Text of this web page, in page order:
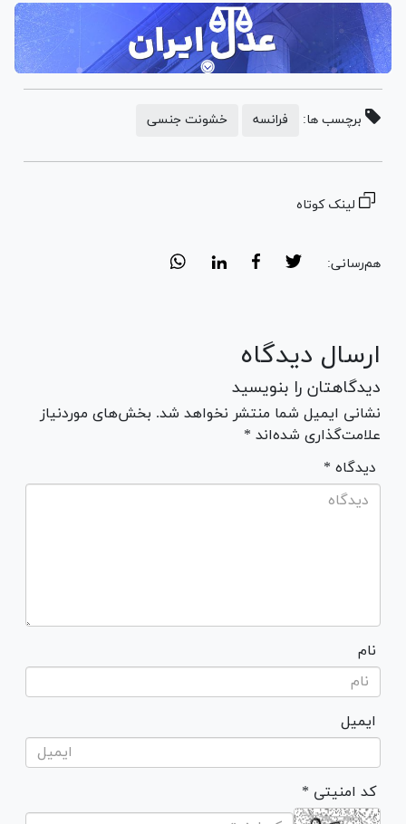
برچسب ها: فرانسه خشونت جنسی
لینک کوتاه
هم‌رسانی:
ارسال دیدگاه
دیدگاهتان را بنویسید
نشانی ایمیل شما منتشر نخواهد شد. بخش‌های موردنیاز
علامت‌گذاری شده‌اند *
* دیدگاه
نام
ایمیل
* کد امنیتی